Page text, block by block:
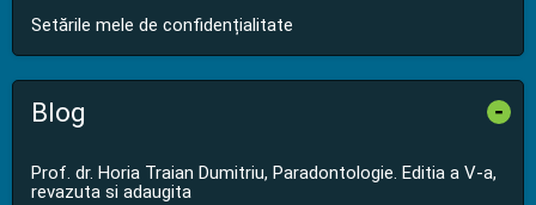
Setările mele de confidențialitate
Blog -
Prof. dr. Horia Traian Dumitriu, Paradontologie. Editia a V-a,
revazuta si adaugita